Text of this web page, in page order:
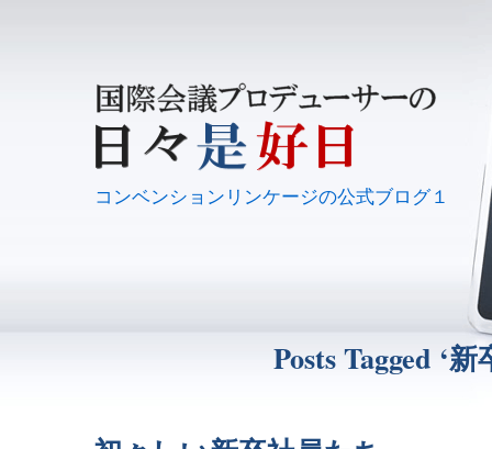
コンベンションリンケージの公式ブログ１
Posts Tagged ‘新